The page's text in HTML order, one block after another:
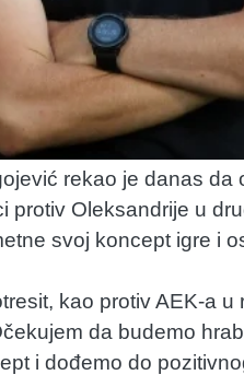
rekao je danas
protiv Oleksandrije u
svoj koncept igre i
kao protiv AEK-a
da budemo
i dođemo do